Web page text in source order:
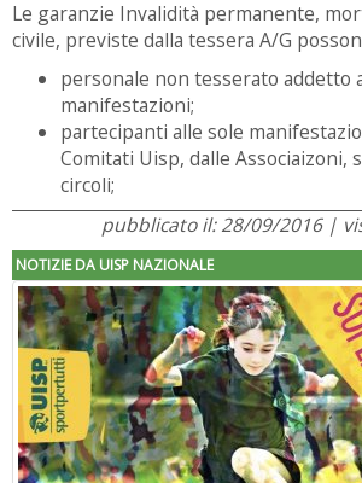
Le garanzie Invalidità permanente,
civile, previste dalla tessera A/G
personale non tesserato addetto
manifestazioni;
partecipanti alle sole
Comitati Uisp, dalle Associaizoni,
circoli;
pubblicato il: 28/09/2016 |
NOTIZIE DA UISP NAZIONALE